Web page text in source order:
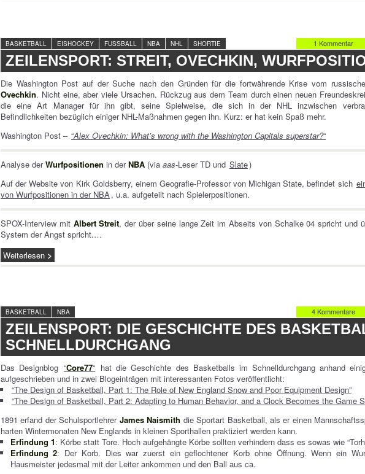
1 Kommentar
BASKETBALL EISHOCKEY FUSSBALL NBA NHL SHORTIE
ZEILENSPORT: STREIT, OVECHKIN,
Die Washington Post auf der Suche nach den Gründen für die fortwährende Krise vom
Ovechkin. Nicht eine, aber viele Ursachen. Rückzug aus dem Team durch einen neuen
die eine Art Manager für ihn gibt, seine Spielweise, die sich in der NHL inzwischen
Befindlichkeiten bezüglich einiger NHL-Maßnahmen gegen ihn. Kurz: er hat kein Spaß mehr.
Washington Post – “Alex Ovechkin: What’s wrong with the Washington Capitals superstar?“
Analyse derWurfpositionen in derNBA (viaaas-Leser TD und Slate)
Auf der Website von Kirk Goldsberry, einem Geografie-Professor von Michigan State, befindet sich
von Wurfpositionen in der NBA, u.a. aufgeteilt nach Spielerpositionen.
SPOX-Interview mit Albert Streit, der über seine lange Zeit im Abseits von Schalke 04 spricht und
System der Angst spricht.…
Weiterlesen
4 Kommentare
BASKETBALL NBA
ZEILENSPORT: DIE GESCHICHTE DES
SCHNELLDURCHGANG
Das Designblog “Core77“ hat die Geschichte des Basketballs im Schnelldurchgang anhand
aufgeschrieben und in zwei Blogeinträgen mit interessanten Fotos veröffentlicht:
“The Design of Basketball, Part 1: The Role of New England Snow and Poor Equipment Design”
“The Design of Basketball, Part 2: Adapting to Human Behavior, and a Clock Becomes the Game
1891 erfand der Schulsportlehrer James Naismith die Sportart Basketball, als er einen
harten Wintermonaten New Englands in kleinen Sporthallen praktiziert werden kann.
Erfindung 1: Körbe statt Tore. Hoch aufgehängte Körbe sollten verhindern dass es sowas wie
Erfindung 2: Der Korb. Dies war zuerst ein geflochtener Korb ohne Öffnung. Wenn ein
Hausmeister jedesmal mit der Leiter ankommen und den Ball aus ca.